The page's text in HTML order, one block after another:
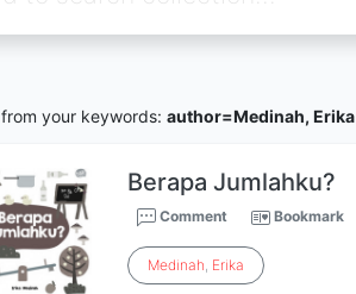
from your keywords: author=Medinah, Erika
Berapa Jumlahku?
Comment Bookmark
Medinah, Erika